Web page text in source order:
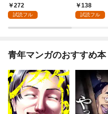
嫁として溺愛されてい
ます【単話】（１）
272
試読フル
まへ 私のこ
れですか？
138
試読フル
青年マンガのおすすめ本